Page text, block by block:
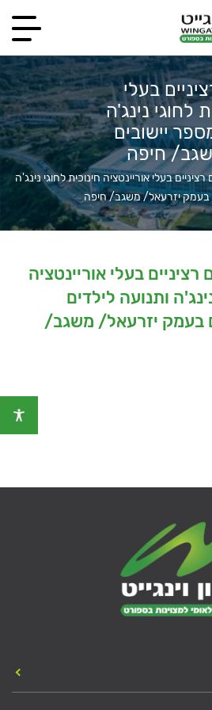
בעלי
לחוגי נינג'ה
יישובים
חיפה
בעלי אוריינטציה חינוכית לחוגי נינג'ה
בעמק יזרעאל/ משגב/ חיפה
בעלי אוריינטציה
ותנועה לילדים
בעמק יזרעאל/ משגב/